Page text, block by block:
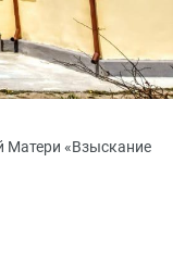
Матери «Взыскание